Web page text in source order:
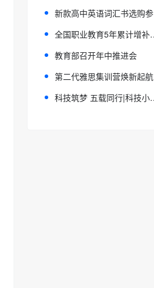
新款高中英语词汇书选购参考,往届学姐诚意推荐《闪过高考词汇》
全国职业教育5年累计增补专业169个
教育部召开年中推进会
第二代雅思集训营焕新起航，新航道青岛学校打造雅思集训新标准
科技筑梦 五载同行|科技小学堂宁夏创新挑战营暨乡村科技教育研讨会成功举办